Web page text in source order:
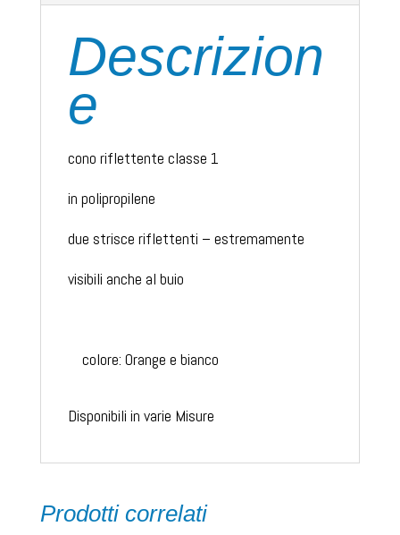
Descrizion
e
cono riflettente classe 1
in polipropilene
due strisce riflettenti – estremamente
visibili anche al buio
colore: Orange e bianco
Disponibili in varie Misure
Prodotti correlati